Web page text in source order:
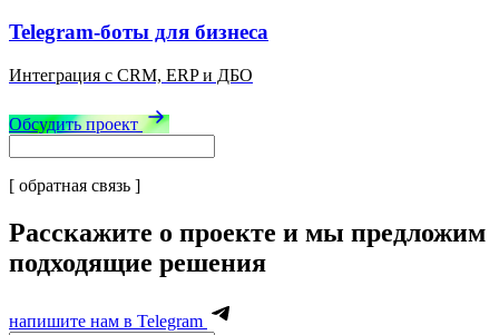
Telegram-боты для бизнеса
Интеграция с CRM, ERP и ДБО
Обсудить проект
[ обратная связь ]
Расскажите о проекте и мы предложим
подходящие решения
напишите нам в Telegram